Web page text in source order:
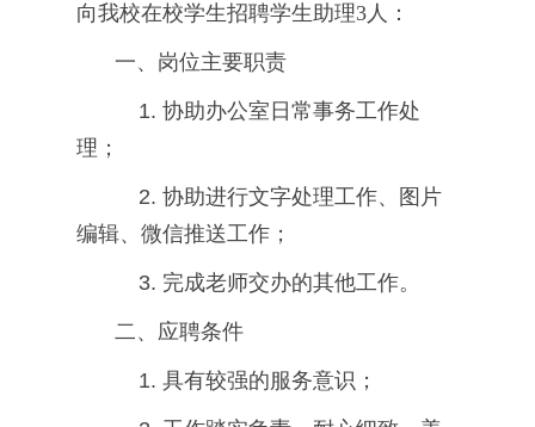
向我校在校学生招聘学生助理3人：
一、岗位主要职责
1. 协助办公室日常事务工作处
理；
2. 协助进行文字处理工作、图片
编辑、微信推送工作；
3. 完成老师交办的其他工作。
二、应聘条件
1. 具有较强的服务意识；